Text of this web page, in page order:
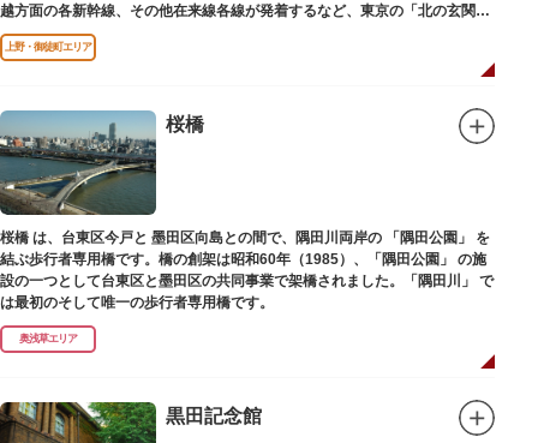
越方面の各新幹線、その他在来線各線が発着するなど、東京の「北の玄関
口」として機能しています。
上野・御徒町エリア
桜橋
桜橋 は、台東区今戸と 墨田区向島との間で、隅田川両岸の 「隅田公園」 を
結ぶ歩行者専用橋です。橋の創架は昭和60年（1985）、「隅田公園」 の施
設の一つとして台東区と墨田区の共同事業で架橋されました。「隅田川」 で
は最初のそして唯一の歩行者専用橋です。
奥浅草エリア
黒田記念館